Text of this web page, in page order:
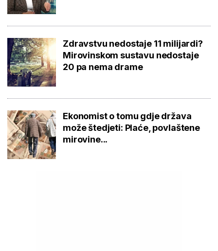
Zdravstvu nedostaje 11 milijardi?
Mirovinskom sustavu nedostaje
20 pa nema drame
Ekonomist o tomu gdje država
može štedjeti: Plaće, povlaštene
mirovine...